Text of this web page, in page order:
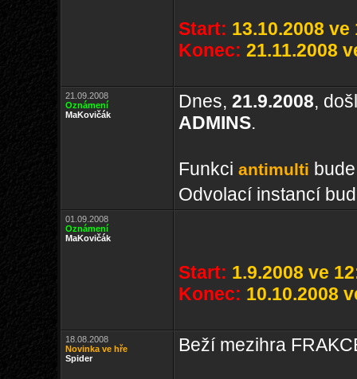
Start: 13.10.2008
Konec: 21.11.2008
21.09.2008
Oznámení
MaKovičák
Dnes, 21.9.2008,
ADMINS.
Funkci antimulti
Odvolací instancí
01.09.2008
Oznámení
MaKovičák
Start: 1.9.2008 ve
Konec: 10.10.2008
18.08.2008
Novinka ve hře
Spider
Beží mezihra